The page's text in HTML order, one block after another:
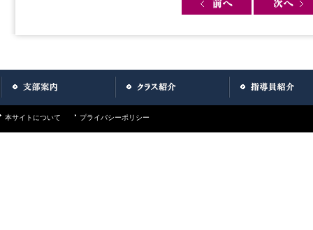
本サイトについて プライバシーポリシー